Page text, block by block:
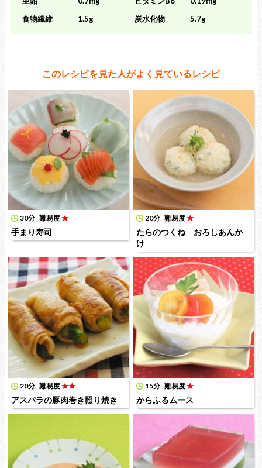
食物繊維
1.5g 炭水化物 5.7g
このレシピを見た人がよく見ているレシピ
30分 難易度★
手まり寿司
20分 難易度★
たらのつくね おろしあんか
け
20分 難易度★★
アスパラの豚肉巻き照り焼き
15分 難易度★
からふるムース